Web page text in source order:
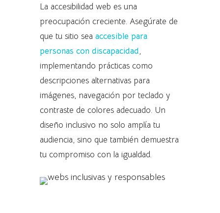
La accesibilidad web es una
preocupación creciente. Asegúrate de
que tu sitio sea accesible para
personas con discapacidad,
implementando prácticas como
descripciones alternativas para
imágenes, navegación por teclado y
contraste de colores adecuado. Un
diseño inclusivo no solo amplía tu
audiencia, sino que también demuestra
tu compromiso con la igualdad.